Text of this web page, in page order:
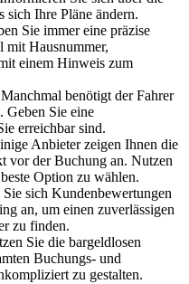
sich Ihre Pläne ändern.
Sie immer eine präzise
mit Hausnummer,
einem Hinweis zum
Manchmal benötigt der Fahrer
Geben Sie eine
erreichbar sind.
Anbieter zeigen Ihnen die
vor der Buchung an. Nutzen
Option zu wählen.
Sie sich Kundenbewertungen
an, um einen zuverlässigen
zu finden.
Sie die bargeldlosen
Buchungs- und
zu gestalten.